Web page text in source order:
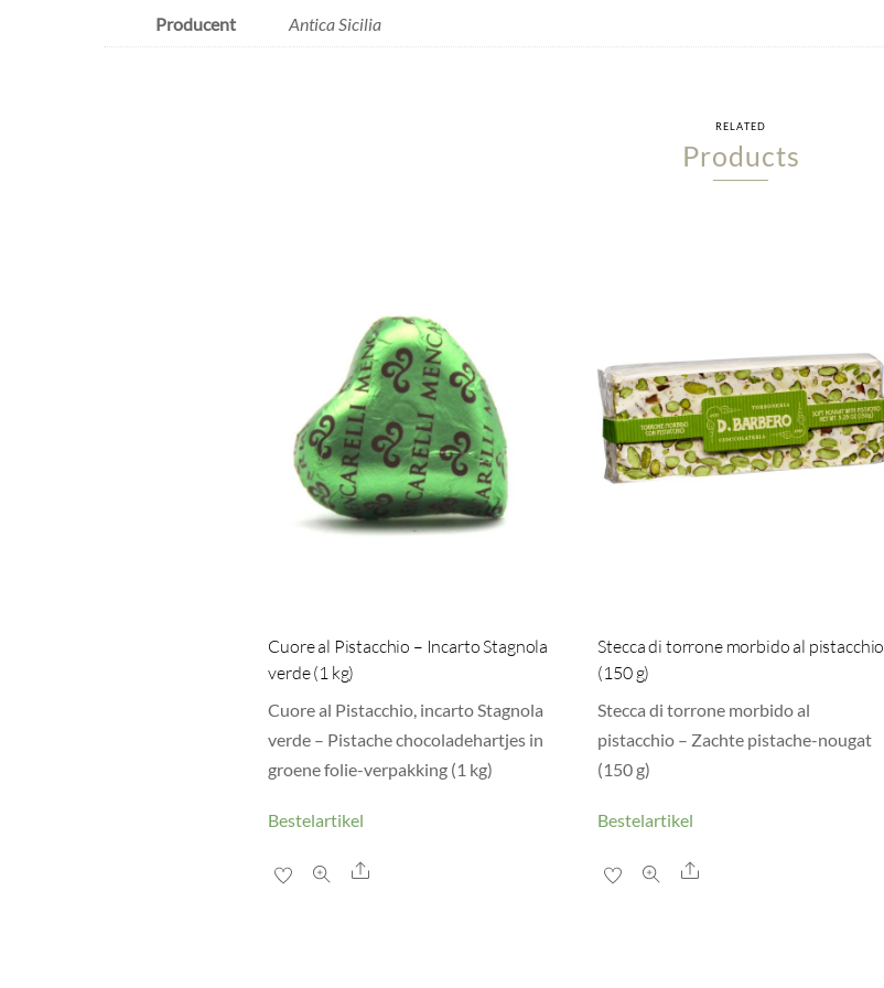
Producent Antica Sicilia
RELATED
Products
Cuore al Pistacchio – Incarto Stagnola
verde (1 kg)
Cuore al Pistacchio, incarto Stagnola
verde – Pistache chocoladehartjes in
groene folie-verpakking (1 kg)
Bestelartikel
Share
Stecca di torrone morbido al pistacchio
(150 g)
Stecca di torrone morbido al
pistacchio – Zachte pistache-nougat
(150 g)
Bestelartikel
Share